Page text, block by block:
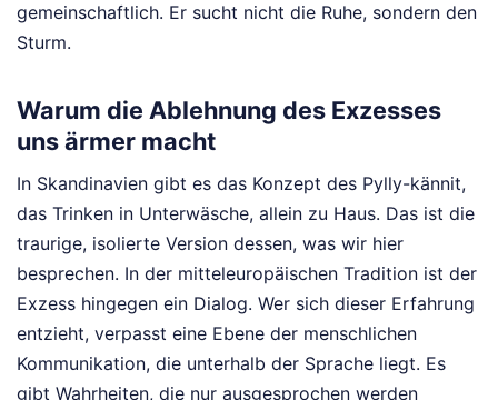
gemeinschaftlich. Er sucht nicht die Ruhe, sondern den
Sturm.
Warum die Ablehnung des Exzesses
uns ärmer macht
In Skandinavien gibt es das Konzept des Pylly-kännit,
das Trinken in Unterwäsche, allein zu Haus. Das ist die
traurige, isolierte Version dessen, was wir hier
besprechen. In der mitteleuropäischen Tradition ist der
Exzess hingegen ein Dialog. Wer sich dieser Erfahrung
entzieht, verpasst eine Ebene der menschlichen
Kommunikation, die unterhalb der Sprache liegt. Es
gibt Wahrheiten, die nur ausgesprochen werden